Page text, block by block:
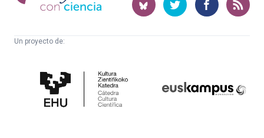
ciencia
Un proyecto de:
Cultura
Científica